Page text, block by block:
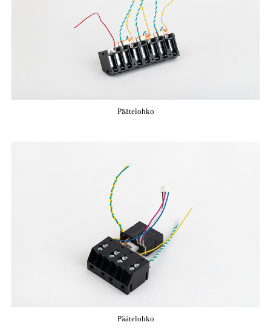
Päätelohko
Päätelohko